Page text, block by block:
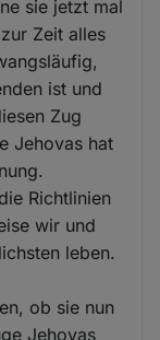
sie jetzt mal
Zeit alles
ist und
Zug
Jehovas hat
Richtlinien
wir und
leben.
ob sie nun
Jehovas